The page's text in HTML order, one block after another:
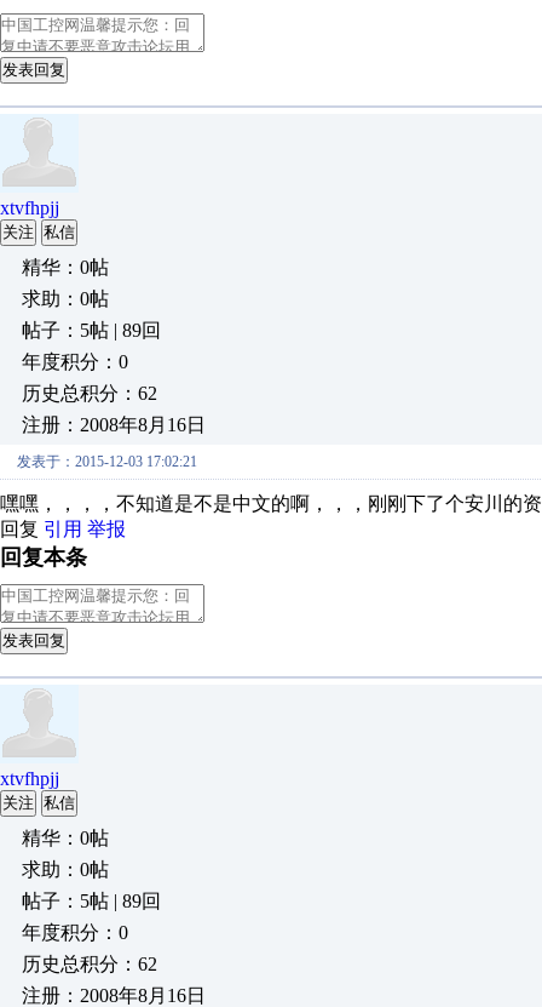
发表回复
xtvfhpjj
关注 私信
精华：0帖
求助：0帖
帖子：5帖 | 89回
年度积分：0
历史总积分：62
注册：2008年8月16日
发表于：2015-12-03 17:02:21
嘿嘿，，，，不知道是不是中文的啊，，，刚刚下了个安川的
回复 引用 举报
回复本条
发表回复
xtvfhpjj
关注 私信
精华：0帖
求助：0帖
帖子：5帖 | 89回
年度积分：0
历史总积分：62
注册：2008年8月16日